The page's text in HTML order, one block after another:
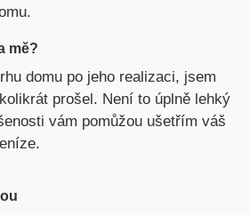
mě?
domu po jeho realizaci, jsem
prošel. Není to úplně lehký
vám pomůžou ušetřím váš